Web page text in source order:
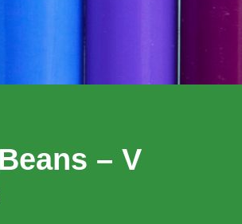
– V